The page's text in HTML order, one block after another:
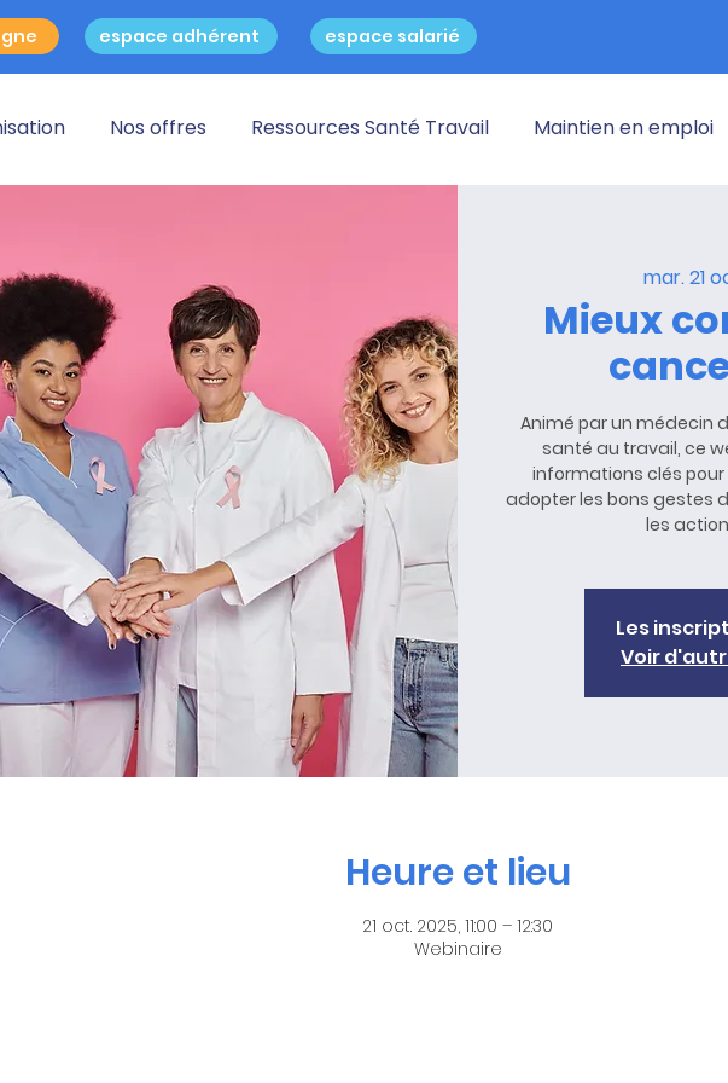
espace adhérent espace salarié
Nos offres Ressources Santé Travail Maintien en emploi
mar. 21
Mieux
Animé par un médecin
santé au travail, ce
informations clés pour
adopter les bons gestes
les
Les
Voir
Heure et lieu
21 oct. 2025, 11:00 – 12:30
Webinaire